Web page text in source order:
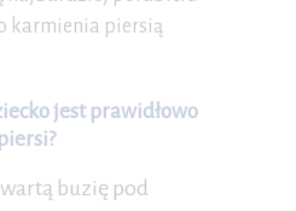
karmienia piersią
jest prawidłowo
buzię pod